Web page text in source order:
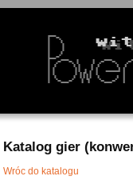
Katalog gier
Wróc do katalogu